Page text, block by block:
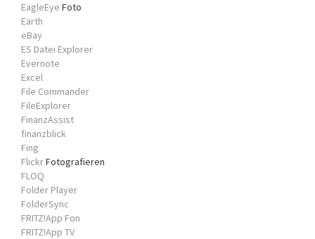
EagleEye Foto
Earth
eBay
ES Datei Explorer
Evernote
Excel
File Commander
FileExplorer
FinanzAssist
finanzblick
Fing
FlickrFotografieren
FLOQ
Folder Player
FolderSync
FRITZ!App Fon
FRITZ!App TV